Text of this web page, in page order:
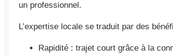
un professionnel.
L’expertise locale se traduit par des
Rapidité : trajet court grâce à la